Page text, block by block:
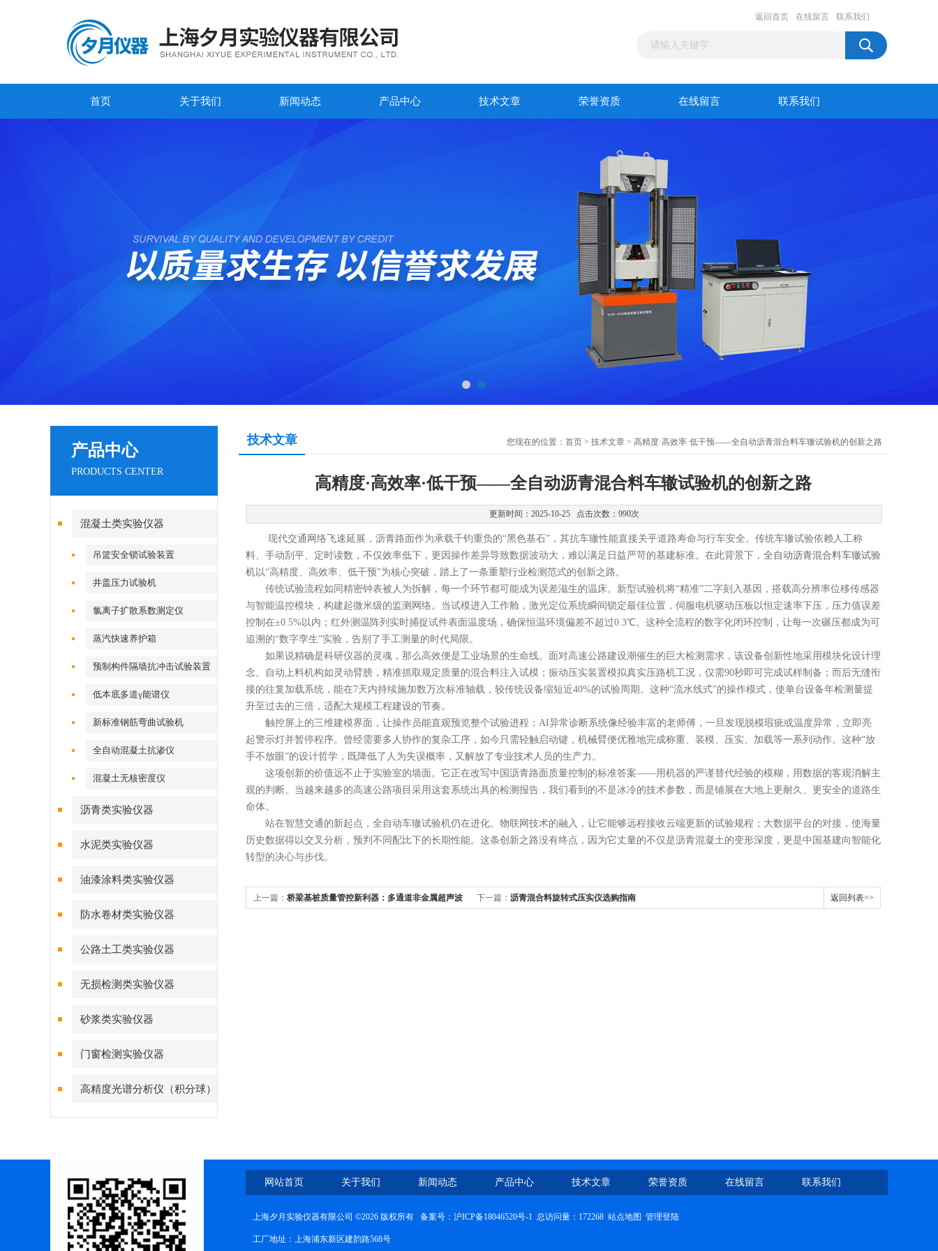
返回首页 在线留言 联系我们
首页 关于我们 新闻动态 产品中心 技术文章 荣誉资质 在线留言 联系我们
技术文章 您现在的位置： 首页 > 技术文章 > 高精度·高效率·低干预——全自动沥青混合料车辙试验机的创新之路
高精度·高效率·低干预——全自动沥青混合料车辙试验机的创新之路
更新时间：2025-10-25 点击次数：990次
现代交通网络飞速延展，沥青路面作为承载千钧重负的“黑色基石”，其抗车辙性能直接关乎道路寿命与行车安全。传统车辙试验依赖人工称
料、手动刮平、定时读数，不仅效率低下，更因操作差异导致数据波动大，难以满足日益严苛的基建标准。在此背景下， 全自动沥青混合料车辙试验
机以“高精度、高效率、低干预”为核心突破，踏上了一条重塑行业检测范式的创新之路。
传统试验流程如同精密钟表被人为拆解，每一个环节都可能成为误差滋生的温床。新型试验机将“精准”二字刻入基因，搭载高分辨率位移传感器
与智能温控模块，构建起微米级的监测网络。当试模进入工作舱，激光定位系统瞬间锁定最佳位置，伺服电机驱动压板以恒定速率下压，压力值误差
控制在±0.5%以内；红外测温阵列实时捕捉试件表面温度场，确保恒温环境偏差不超过0.3℃。这种全流程的数字化闭环控制，让每一次碾压都成为可
追溯的“数字孪生”实验，告别了手工测量的时代局限。
如果说精确是科研仪器的灵魂，那么高效便是工业场景的生命线。面对高速公路建设潮催生的巨大检测需求，该设备创新性地采用模块化设计理
念。自动上料机构如灵动臂膀，精准抓取规定质量的混合料注入试模；振动压实装置模拟真实压路机工况，仅需90秒即可完成试样制备；而后无缝衔
接的往复加载系统，能在7天内持续施加数万次标准轴载，较传统设备缩短近40%的试验周期。这种“流水线式”的操作模式，使单台设备年检测量提
升至过去的三倍，适配大规模工程建设的节奏。
触控屏上的三维建模界面，让操作员能直观预览整个试验进程；AI异常诊断系统像经验丰富的老师傅，一旦发现脱模瑕疵或温度异常，立即亮
起警示灯并暂停程序。曾经需要多人协作的复杂工序，如今只需轻触启动键，机械臂便优雅地完成称重、装模、压实、加载等一系列动作。这种“放
手不放眼”的设计哲学，既降低了人为失误概率，又解放了专业技术人员的生产力。
这项创新的价值远不止于实验室的墙面。它正在改写中国沥青路面质量控制的标准答案——用机器的严谨替代经验的模糊，用数据的客观消解主
观的判断。当越来越多的高速公路项目采用这套系统出具的检测报告，我们看到的不是冰冷的技术参数，而是铺展在大地上更耐久、更安全的道路生
命体。
站在智慧交通的新起点，全自动车辙试验机仍在进化。物联网技术的融入，让它能够远程接收云端更新的试验规程；大数据平台的对接，使海量
历史数据得以交叉分析，预判不同配比下的长期性能。这条创新之路没有终点，因为它丈量的不仅是沥青混凝土的变形深度，更是中国基建向智能化
转型的决心与步伐。
上一篇： 桥梁基桩质量管控新利器：多通道非金属超声波 下一篇： 沥青混合料旋转式压实仪选购指南 返回列表>>
产品中心
PRODUCTS CENTER
混凝土类实验仪器
吊篮安全锁试验装置
井盖压力试验机
氯离子扩散系数测定仪
蒸汽快速养护箱
预制构件隔墙抗冲击试验装置
低本底多道γ能谱仪
新标准钢筋弯曲试验机
全自动混凝土抗渗仪
混凝土无核密度仪
沥青类实验仪器
水泥类实验仪器
油漆涂料类实验仪器
防水卷材类实验仪器
公路土工类实验仪器
无损检测类实验仪器
砂浆类实验仪器
门窗检测实验仪器
高精度光谱分析仪（积分球）
综合测试系统
网站首页 关于我们 新闻动态 产品中心 技术文章 荣誉资质 在线留言 联系我们
上海夕月实验仪器有限公司 ©2026 版权所有 备案号： 沪ICP备18046520号-1 总访问量：172268 站点地图 管理登陆
工厂地址：上海浦东新区建韵路568号